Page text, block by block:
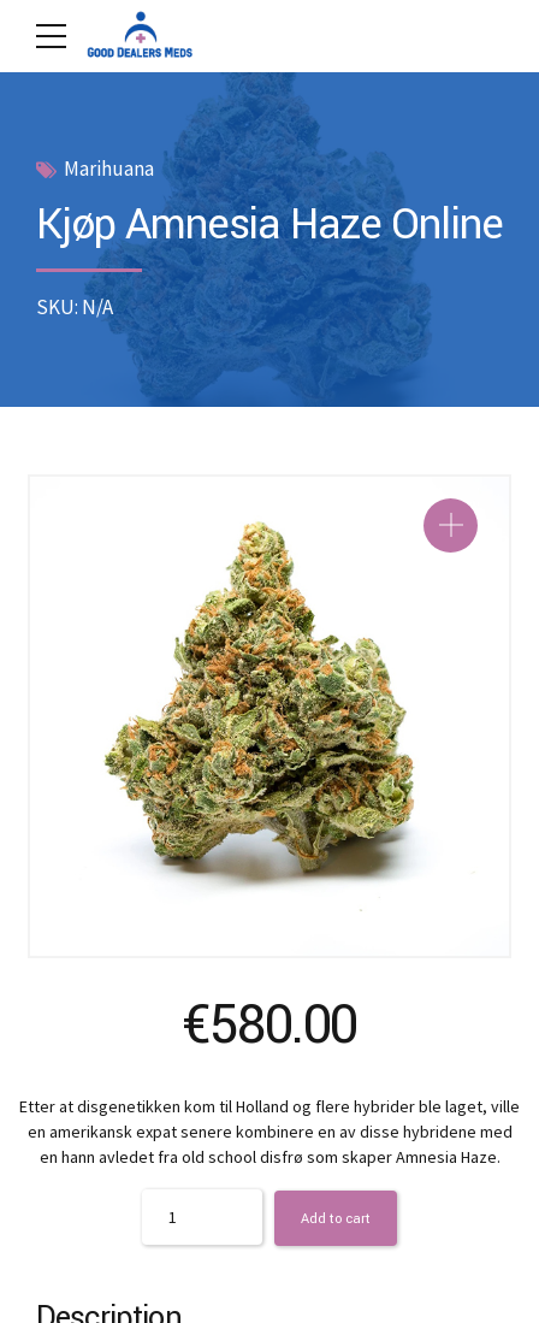
Marihuana
Kjøp Amnesia Haze Online
SKU: N/A
€580.00
Etter at disgenetikken kom til Holland og flere hybrider ble laget, ville
en amerikansk expat senere kombinere en av disse hybridene med
en hann avledet fra old school disfrø som skaper Amnesia Haze.
Add to cart